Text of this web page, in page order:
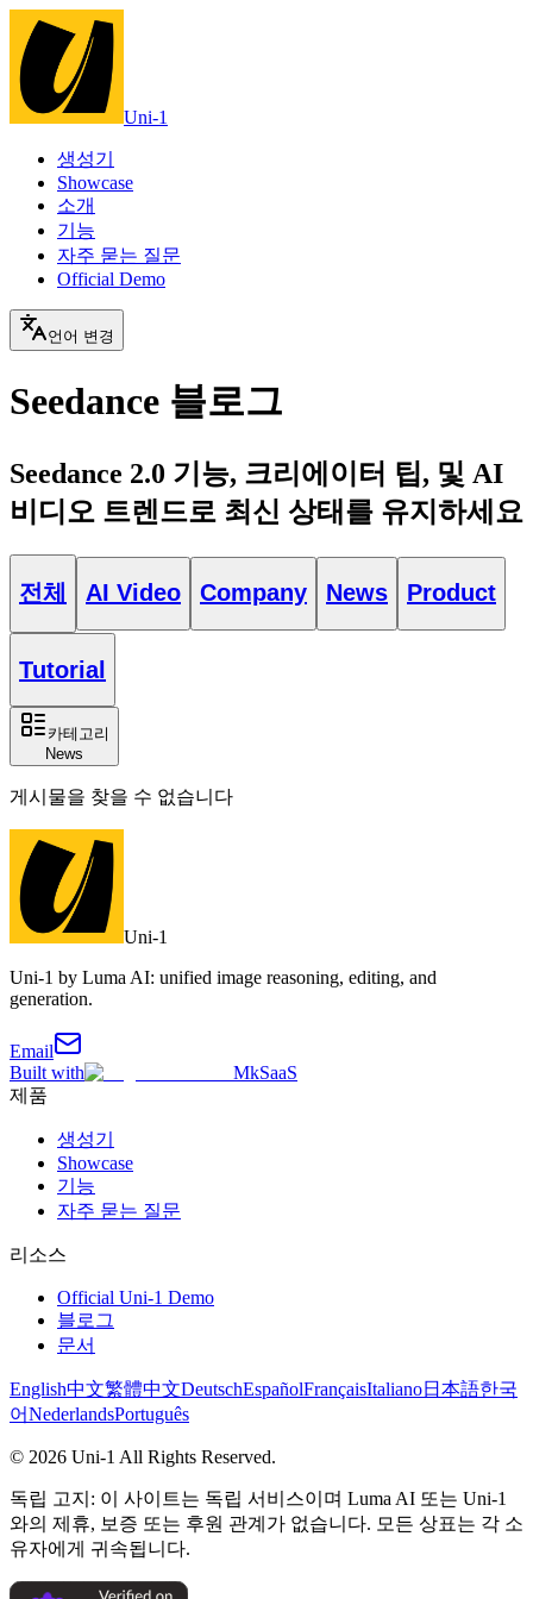
Uni-1
생성기
Showcase
소개
기능
자주 묻는 질문
Official Demo
언어 변경
Seedance 블로그
Seedance 2.0 기능, 크리에이터 팁, 및 AI
비디오 트렌드로 최신 상태를 유지하세요
전체 AI Video Company News Product
Tutorial
카테고리
News
게시물을 찾을 수 없습니다
Uni-1
Uni-1 by Luma AI: unified image reasoning, editing, and
generation.
Email
Built with
MkSaaS
제품
생성기
Showcase
기능
자주 묻는 질문
리소스
Official Uni-1 Demo
블로그
문서
English中文繁體中文DeutschEspañolFrançaisItaliano日本語한국
어NederlandsPortuguês
© 2026 Uni-1 All Rights Reserved.
독립 고지: 이 사이트는 독립 서비스이며 Luma AI 또는 Uni-1
와의 제휴, 보증 또는 후원 관계가 없습니다. 모든 상표는 각 소
유자에게 귀속됩니다.